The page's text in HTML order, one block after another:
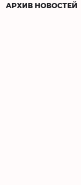
АРХИВ НОВОСТЕЙ